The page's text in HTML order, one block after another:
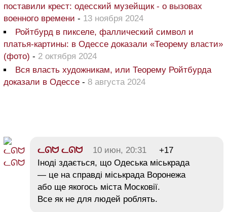
поставили крест: одесский музейщик - о вызовах
военного времени - 13 ноября 2024
Ройтбурд в пикселе, фаллический символ и
платья-картины: в Одессе доказали «Теорему власти»
(фото) - 2 октября 2024
Вся власть художникам, или Теорему Ройтбурда
доказали в Одессе - 8 августа 2024
ᓚᘏᗢ ᓚᘏᗢ 10 июн, 20:31
+17
Іноді здається, що Одеська міськрада
— це на справді міськрада Воронежа
або ще якогось міста Московії.
Все як не для людей роблять.